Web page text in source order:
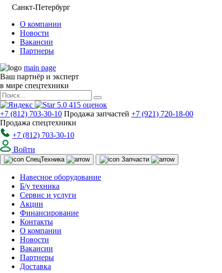
Санкт-Петербург
О компании
Новости
Вакансии
Партнеры
main page
Ваш партнёр и эксперт
в мире спецтехники
5.0 415 оценок
+7 (812) 703-30-10 Продажа запчастей +7 (921) 720-18-00
Продажа спецтехники
+7 (812) 703-30-10
Войти
СпецТехника Запчасти
Навесное оборудование
Б/у техника
Сервис и услуги
Акции
Финансирование
Контакты
О компании
Новости
Вакансии
Партнеры
Доставка